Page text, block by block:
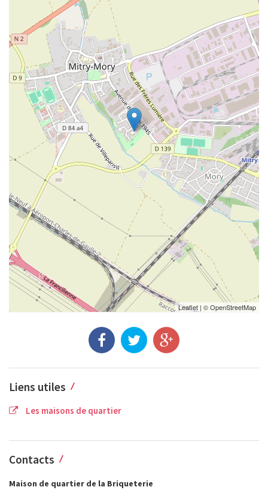
Leaflet | ©OpenStreetMap
Liens utiles
Les maisons de quartier
Contacts
Maison de quartier de la Briqueterie